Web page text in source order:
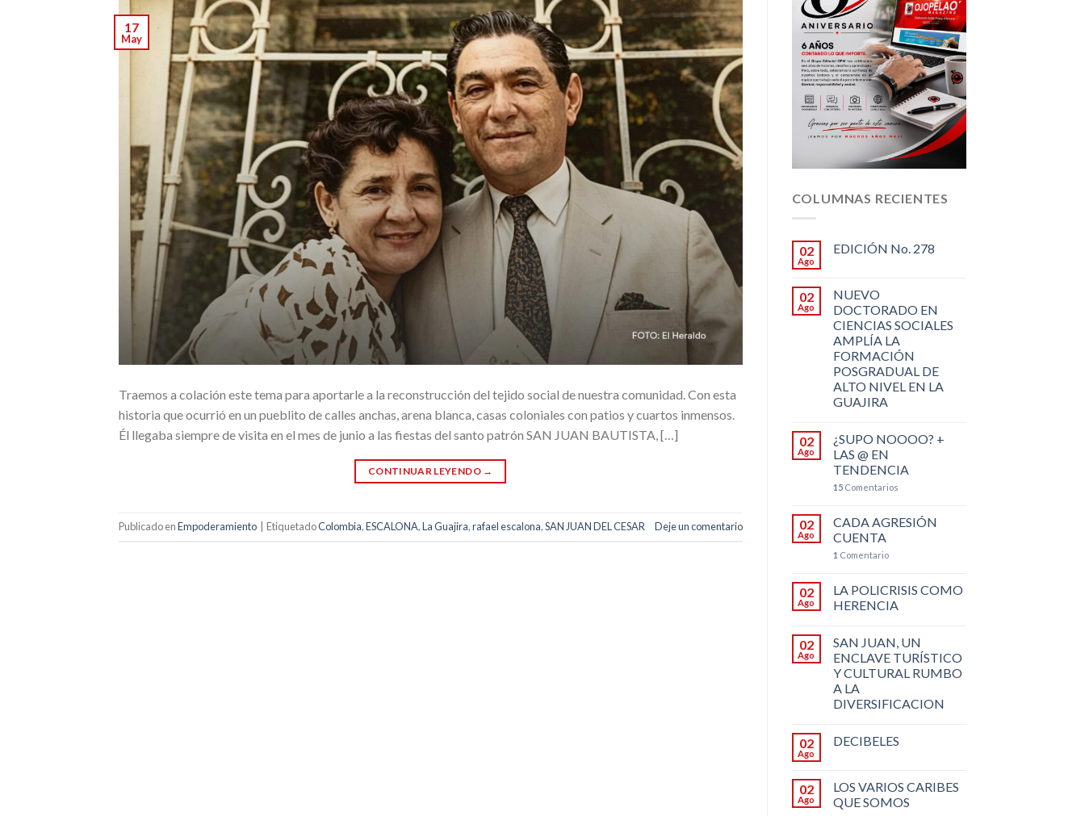
17
May
Traemos a colación este tema para aportarle a la reconstrucción del tejido social de nuestra comunidad. Con esta
historia que ocurrió en un pueblito de calles anchas, arena blanca, casas coloniales con patios y cuartos inmensos.
Él llegaba siempre de visita en el mes de junio a las fiestas del santo patrón SAN JUAN BAUTISTA, […]
CONTINUAR LEYENDO →
Publicado enEmpoderamiento EtiquetadoColombia,ESCALONA,La Guajira,rafael escalona,SAN JUAN DEL CESAR Deje un comentario
COLUMNAS RECIENTES
02
Ago
EDICIÓN No. 278
02
Ago
NUEVO
DOCTORADO EN
CIENCIAS SOCIALES
AMPLÍA LA
FORMACIÓN
POSGRADUAL DE
ALTO NIVEL EN LA
GUAJIRA
02
Ago
¿SUPO NOOOO? +
LAS @ EN
TENDENCIA
15Comentarios
02
Ago
CADA AGRESIÓN
CUENTA
1 Comentario
02
Ago
LA POLICRISIS COMO
HERENCIA
02
Ago
SAN JUAN, UN
ENCLAVE TURÍSTICO
Y CULTURAL RUMBO
A LA
DIVERSIFICACION
02
Ago
DECIBELES
02
Ago
LOS VARIOS CARIBES
QUE SOMOS